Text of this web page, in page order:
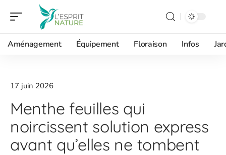
Aménagement Équipement Floraison Infos
17 juin 2026
Menthe feuilles qui
noircissent solution express
avant qu’elles ne tombent